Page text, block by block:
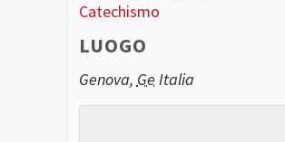
Catechismo
LUOGO
Genova, Ge Italia